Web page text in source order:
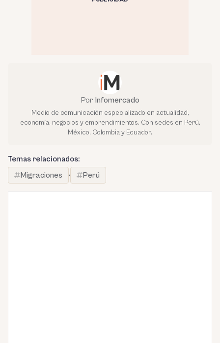
Por Infomercado
Medio de comunicación especializado en actualidad,
economía, negocios y emprendimientos. Con sedes en Perú,
México, Colombia y Ecuador.
Temas relacionados:
Migraciones
· Perú